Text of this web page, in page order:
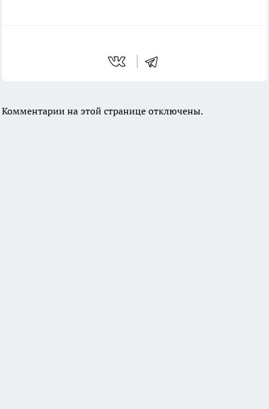
Комментарии на этой странице отключены.